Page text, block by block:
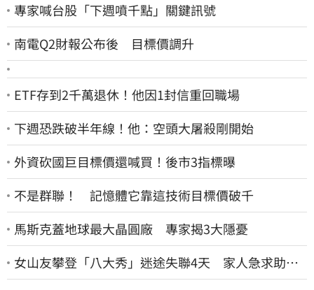
專家喊台股「下週噴千點」關鍵訊號
南電Q2財報公布後 目標價調升
ETF存到2千萬退休！他因1封信重回職場
下週恐跌破半年線！他：空頭大屠殺剛開始
外資砍國巨目標價還喊買！後市3指標曝
不是群聯！ 記憶體它靠這技術目標價破千
馬斯克蓋地球最大晶圓廠 專家揭3大隱憂
女山友攀登「八大秀」迷途失聯4天 家人急求助：
剩我媽還沒找到